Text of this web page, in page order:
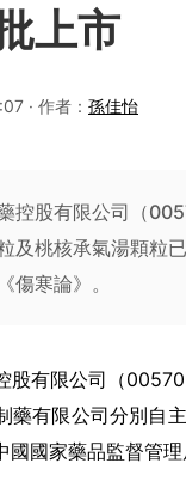
上市
· 作者： 孫佳怡
控股有限公司（
桃核承氣湯顆粒
傷寒論》。
股有限公司（
藥有限公司分別自
國國家藥品監督管